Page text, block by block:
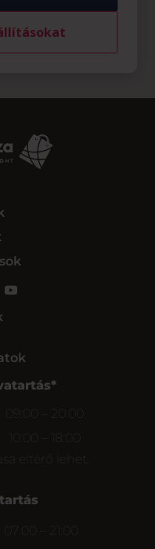
09:00 – 20:00
eltérő lehet.
07:00 – 21:00